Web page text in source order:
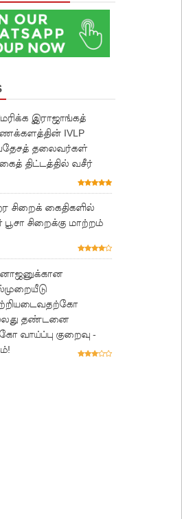
இராஜாங்கத்
IVLP
தலைவர்கள்
திட்டத்தில் வசீர்
சிறைக் கைதிகளில்
பூசா சிறைக்கு மாற்றம்
தண்டனை
வாய்ப்பு குறைவு -